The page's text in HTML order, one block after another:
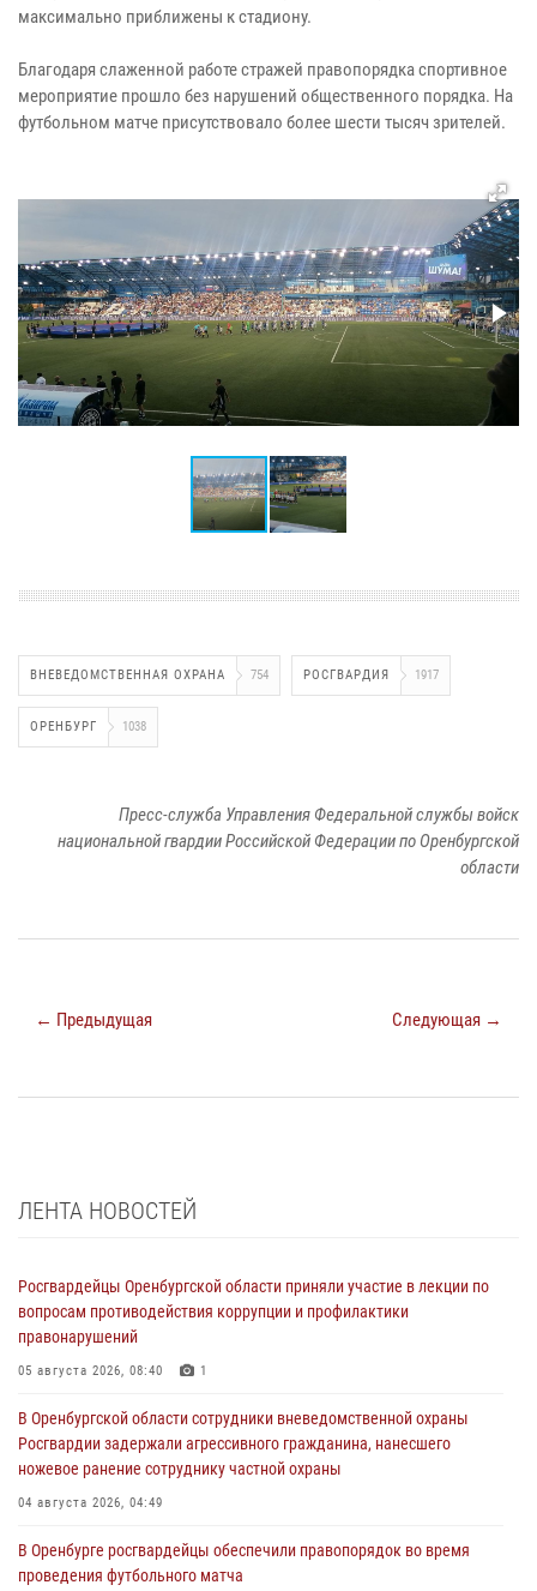
максимально приближены к стадиону.
Благодаря слаженной работе стражей правопорядка спортивное
мероприятие прошло без нарушений общественного порядка. На
футбольном матче присутствовало более шести тысяч зрителей.
ВНЕВЕДОМСТВЕННАЯ ОХРАНА 754 РОСГВАРДИЯ 1917
ОРЕНБУРГ 1038
Пресс-служба Управления Федеральной службы войск
национальной гвардии Российской Федерации по Оренбургской
области
← Предыдущая Следующая →
ЛЕНТА НОВОСТЕЙ
Росгвардейцы Оренбургской области приняли участие в лекции по
вопросам противодействия коррупции и профилактики
правонарушений
05 августа 2026, 08:40 1
В Оренбургской области сотрудники вневедомственной охраны
Росгвардии задержали агрессивного гражданина, нанесшего
ножевое ранение сотруднику частной охраны
04 августа 2026, 04:49
В Оренбурге росгвардейцы обеспечили правопорядок во время
проведения футбольного матча